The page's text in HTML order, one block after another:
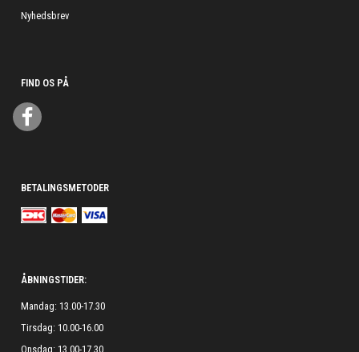
Nyhedsbrev
FIND OS PÅ
BETALINGSMETODER
ÅBNINGSTIDER:
Mandag: 13.00-17.30
Tirsdag: 10.00-16.00
Onsdag: 13.00-17.30